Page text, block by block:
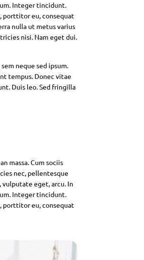
Integer tincidunt.
porttitor eu, consequat
nulla ut metus varius
nisi. Nam eget dui.
neque sed ipsum.
tempus. Donec vitae
Duis leo. Sed fringilla
massa. Cum sociis
nec, pellentesque
vulputate eget, arcu. In
Integer tincidunt.
porttitor eu, consequat